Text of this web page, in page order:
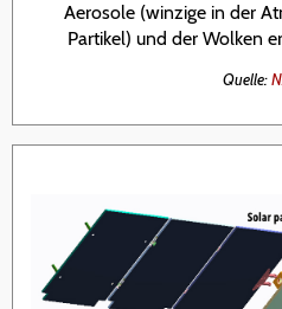
Aerosole (winzige in der
Partikel) und der Wolken
Quelle: